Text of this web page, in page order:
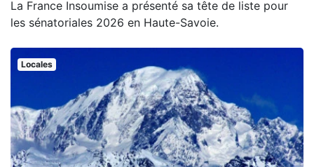
La France Insoumise a présenté sa tête de liste pour
les sénatoriales 2026 en Haute-Savoie.
Locales